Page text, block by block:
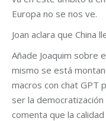
Europa no se nos ve.
Joan aclara que China
Añade Joaquim sobre
mismo se está
macros con chat GPT
ser la
comenta que la